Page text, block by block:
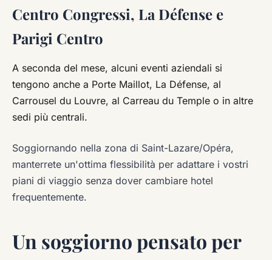
Centro Congressi, La Défense e
Parigi Centro
A seconda del mese, alcuni eventi aziendali si
tengono anche a Porte Maillot, La Défense, al
Carrousel du Louvre, al Carreau du Temple o in altre
sedi più centrali.
Soggiornando nella zona di Saint-Lazare/Opéra,
manterrete un'ottima flessibilità per adattare i vostri
piani di viaggio senza dover cambiare hotel
frequentemente.
Un soggiorno pensato per